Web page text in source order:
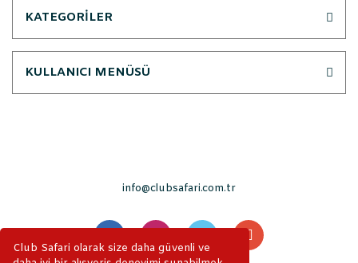
Club Safari olarak size daha güvenli ve
KATEGORİLER
KULLANICI MENÜSÜ
info@clubsafari.com.tr